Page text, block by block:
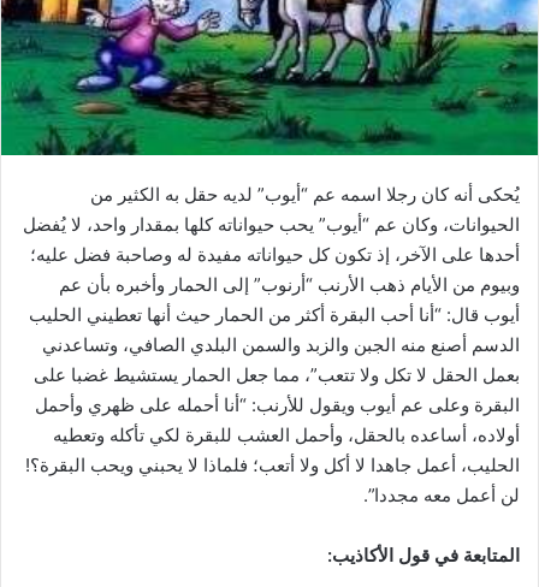
يُحكى أنه كان رجلا اسمه عم “أيوب” لديه حقل به الكثير من
الحيوانات، وكان عم “أيوب” يحب حيواناته كلها بمقدار واحد، لا يُفضل
أحدها على الآخر، إذ تكون كل حيواناته مفيدة له وصاحبة فضل عليه؛
وبيوم من الأيام ذهب الأرنب “أرنوب” إلى الحمار وأخبره بأن عم
أيوب قال: “أنا أحب البقرة أكثر من الحمار حيث أنها تعطيني الحليب
الدسم أصنع منه الجبن والزبد والسمن البلدي الصافي، وتساعدني
بعمل الحقل لا تكل ولا تتعب”، مما جعل الحمار يستشيط غضبا على
البقرة وعلى عم أيوب ويقول للأرنب: “أنا أحمله على ظهري وأحمل
أولاده، أساعده بالحقل، وأحمل العشب للبقرة لكي تأكله وتعطيه
الحليب، أعمل جاهدا لا أكل ولا أتعب؛ فلماذا لا يحبني ويحب البقرة؟!
لن أعمل معه مجددا”.
المتابعة في قول الأكاذيب: